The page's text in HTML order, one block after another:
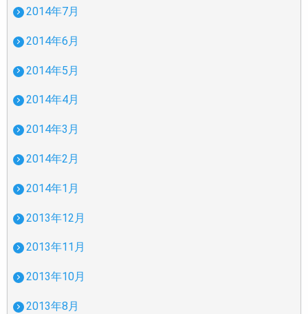
2014年7月
2014年6月
2014年5月
2014年4月
2014年3月
2014年2月
2014年1月
2013年12月
2013年11月
2013年10月
2013年8月